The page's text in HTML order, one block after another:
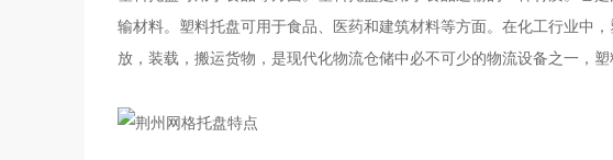
输材料。塑料托盘可用于食品、医药和建筑材料等方面。在化工行业中
放，装载，搬运货物，是现代化物流仓储中必不可少的物流设备之一，